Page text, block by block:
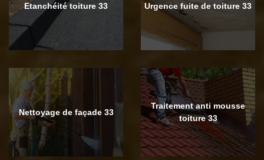
Etanchéité toiture 33 Urgence fuite de toiture 33
Nettoyage de façade 33
Traitement anti mousse
toiture 33